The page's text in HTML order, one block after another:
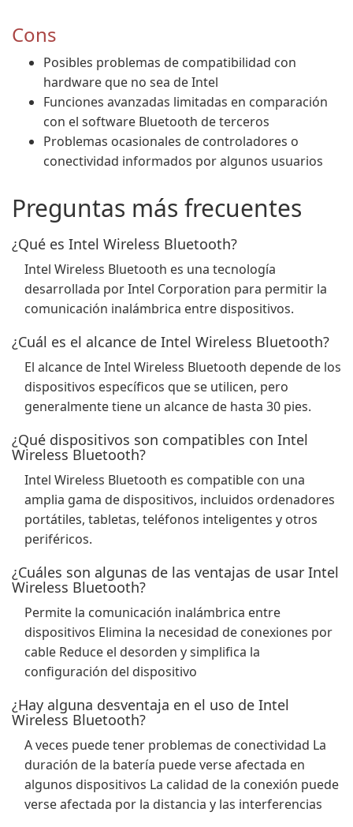
Cons
Posibles problemas de compatibilidad con
hardware que no sea de Intel
Funciones avanzadas limitadas en comparación
con el software Bluetooth de terceros
Problemas ocasionales de controladores o
conectividad informados por algunos usuarios
Preguntas más frecuentes
¿Qué es Intel Wireless Bluetooth?
Intel Wireless Bluetooth es una tecnología
desarrollada por Intel Corporation para permitir la
comunicación inalámbrica entre dispositivos.
¿Cuál es el alcance de Intel Wireless Bluetooth?
El alcance de Intel Wireless Bluetooth depende de los
dispositivos específicos que se utilicen, pero
generalmente tiene un alcance de hasta 30 pies.
¿Qué dispositivos son compatibles con Intel
Wireless Bluetooth?
Intel Wireless Bluetooth es compatible con una
amplia gama de dispositivos, incluidos ordenadores
portátiles, tabletas, teléfonos inteligentes y otros
periféricos.
¿Cuáles son algunas de las ventajas de usar Intel
Wireless Bluetooth?
Permite la comunicación inalámbrica entre
dispositivos Elimina la necesidad de conexiones por
cable Reduce el desorden y simplifica la
configuración del dispositivo
¿Hay alguna desventaja en el uso de Intel
Wireless Bluetooth?
A veces puede tener problemas de conectividad La
duración de la batería puede verse afectada en
algunos dispositivos La calidad de la conexión puede
verse afectada por la distancia y las interferencias